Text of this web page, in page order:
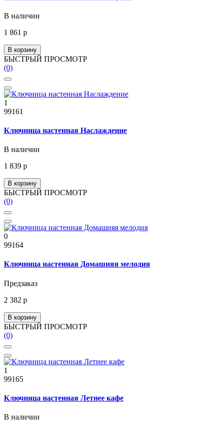
В наличии
1 861 р
В корзину
БЫСТРЫЙ ПРОСМОТР
(0)
1
99161
Ключница настенная Наслаждение
В наличии
1 839 р
В корзину
БЫСТРЫЙ ПРОСМОТР
(0)
0
99164
Ключница настенная Домашняя мелодия
Предзаказ
2 382 р
В корзину
БЫСТРЫЙ ПРОСМОТР
(0)
1
99165
Ключница настенная Летнее кафе
В наличии